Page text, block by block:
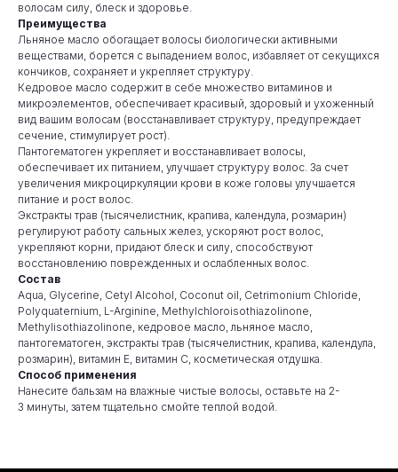
волосам силу, блеск и здоровье.
Преимущества
Льняное масло обогащает волосы биологически активными
веществами, борется с выпадением волос, избавляет от секущихся
кончиков, сохраняет и укрепляет структуру.
Кедровое масло содержит в себе множество витаминов и
микроэлементов, обеспечивает красивый, здоровый и ухоженный
вид вашим волосам (восстанавливает структуру, предупреждает
сечение, стимулирует рост).
Пантогематоген укрепляет и восстанавливает волосы,
обеспечивает их питанием, улучшает структуру волос. За счет
увеличения микроциркуляции крови в коже головы улучшается
питание и рост волос.
Экстракты трав (тысячелистник, крапива, календула, розмарин)
регулируют работу сальных желез, ускоряют рост волос,
укрепляют корни, придают блеск и силу, способствуют
восстановлению поврежденных и ослабленных волос.
Состав
Aqua, Glycerine, Cetyl Alcohol, Coconut oil, Cetrimonium Chloride,
Polyquaternium, L-Arginine, Methylchloroisothiazolinone,
Methylisothiazolinone, кедровое масло, льняное масло,
пантогематоген, экстракты трав (тысячелистник, крапива, календула,
розмарин), витамин Е, витамин С, косметическая отдушка.
Способ применения
Нанесите бальзам на влажные чистые волосы, оставьте на 2-
3 минуты, затем тщательно смойте теплой водой.